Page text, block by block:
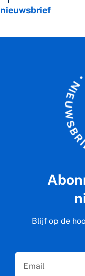
Tags
nieuwsbrief
N
I
E
U
W
S
B
R
I
Blijf op de